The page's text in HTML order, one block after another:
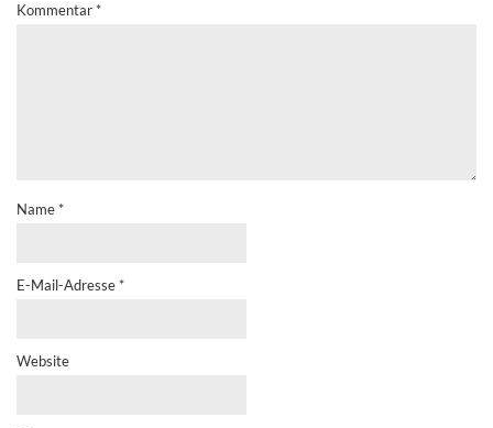
Kommentar *
Name *
E-Mail-Adresse *
Website